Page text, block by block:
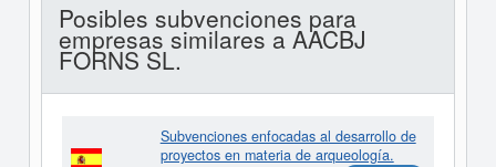
Posibles subvenciones para
empresas similares a AACBJ
FORNS SL.
Subvenciones enfocadas al desarrollo de
proyectos en materia de arqueología.